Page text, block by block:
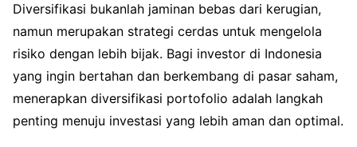
Diversifikasi bukanlah jaminan bebas dari kerugian,
namun merupakan strategi cerdas untuk mengelola
risiko dengan lebih bijak. Bagi investor di Indonesia
yang ingin bertahan dan berkembang di pasar saham,
menerapkan diversifikasi portofolio adalah langkah
penting menuju investasi yang lebih aman dan optimal.